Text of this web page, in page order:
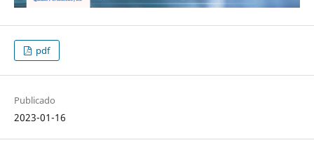
pdf
Publicado
2023-01-16